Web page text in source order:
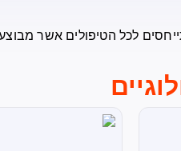
מתייחסים לכל הטיפולים אשר